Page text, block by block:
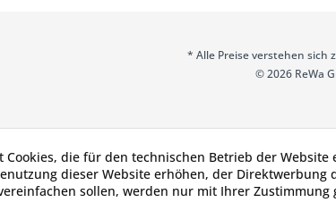
* Alle Preise verstehen sich
© 2026 ReWa
Cookies, die für den technischen Betrieb der
dieser Website erhöhen, der
sollen, werden nur mit Ihrer Zustimmung